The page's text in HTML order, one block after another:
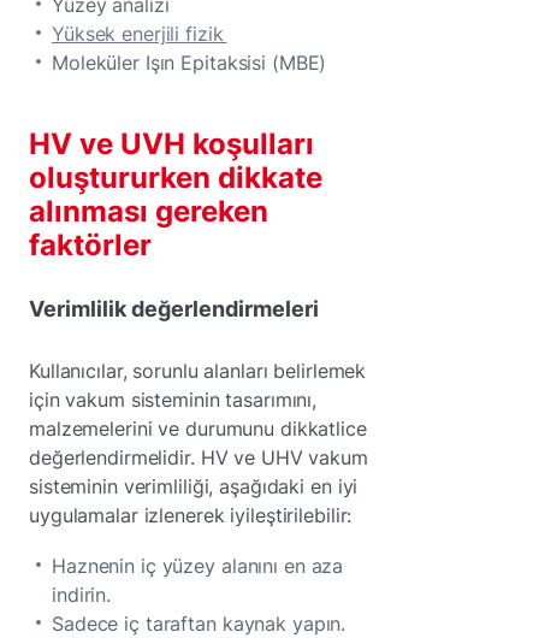
Yüksek enerjili fizik
Moleküler Işın Epitaksisi (MBE)
HV ve UVH koşulları
oluştururken dikkate
alınması gereken
faktörler
Verimlilik değerlendirmeleri
Kullanıcılar, sorunlu alanları belirlemek
için vakum sisteminin tasarımını,
malzemelerini ve durumunu dikkatlice
değerlendirmelidir. HV ve UHV vakum
sisteminin verimliliği, aşağıdaki en iyi
uygulamalar izlenerek iyileştirilebilir:
Haznenin iç yüzey alanını en aza
indirin.
Sadece iç taraftan kaynak yapın.